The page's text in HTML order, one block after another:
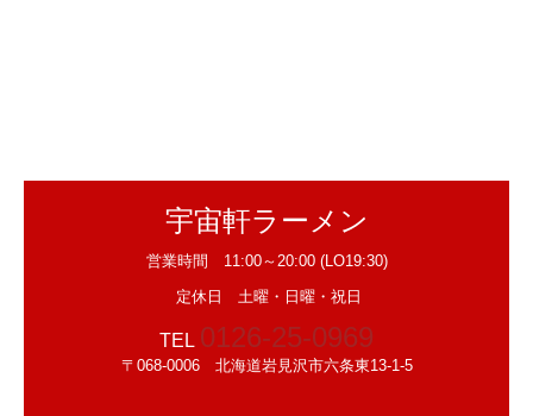
宇宙軒ラーメン
営業時間 11:00～20:00 (LO19:30)
定休日 土曜・日曜・祝日
TEL 0126-25-0969
〒068-0006 北海道岩見沢市六条東13-1-5